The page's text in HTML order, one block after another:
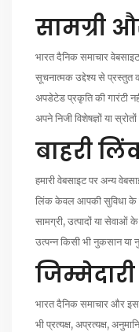
सामग्री
भारत दैनिक समाचार
सूचनात्मक उद्देश्य से प्रस्तुत
अपडेटेड प्रकृति की गारंटी
अपने निजी विशेषज्ञों या
बाहरी
हमारी वेबसाइट पर अन्य
लिंक केवल आपकी सुविधा के
सामग्री, उत्पादों या सेवाओं
उत्पन्न किसी भी नुकसान या
भारत दैनिक समाचार और
भी प्रत्यक्ष, अप्रत्यक्ष,